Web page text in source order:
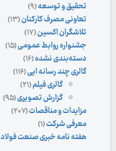
تحقیق و توسعه(۹)
تعاونی مصرف کارکنان(۱۳)
تلاشگران اکسین(۱۷)
جشنواره روابط عمومی(۱۵)
دسته‌بندی نشده(۱۶)
گالری چند رسانه ایی(۱۱۶)
گالری فیلم(۲۱)
گزارش تصویری(۹۵)
مزایدات و مناقصات(۲۰۷)
معرفی شرکت(۱)
هفته نامه خبری صنعت فولاد